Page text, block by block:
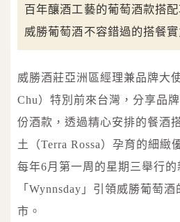
百年釀酒工藝的葡萄酒款搭
威勝葡萄酒不容錯過的搭餐實
威勝酒莊亞洲區經理兼品牌大
Chu）特別前來台灣，分享品
份酒款，透過精心安排的餐酒
土（Terra Rossa）孕育的細緻
每年6月第一周的星期三舉行的
「Wynnsday」引領威勝葡萄
市。